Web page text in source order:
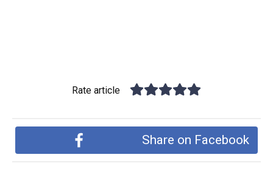
Rate article
Share on Facebook